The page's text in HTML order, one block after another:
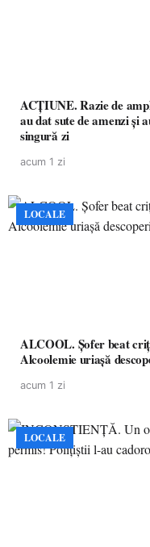
ACȚIUNE. Razie de
au dat sute de amenzi și
singură zi
acum 1 zi
LOCALE
ALCOOL. Șofer beat
Alcoolemie uriașă
acum 1 zi
LOCALE